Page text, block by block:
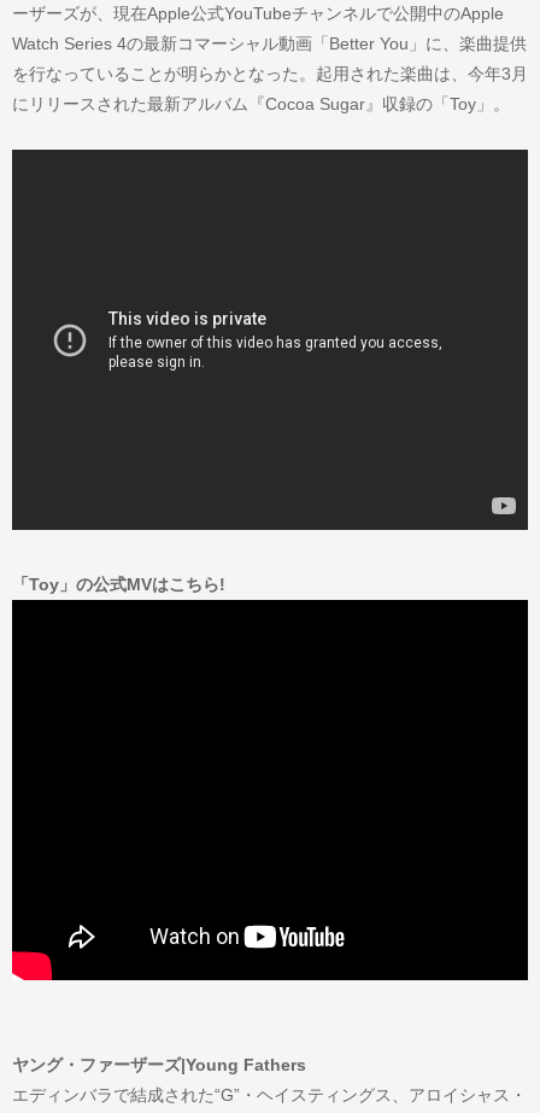
ーザーズが、現在Apple公式YouTubeチャンネルで公開中のApple
Watch Series 4の最新コマーシャル動画「Better You」に、楽曲提供
を行なっていることが明らかとなった。起用された楽曲は、今年3月
にリリースされた最新アルバム『Cocoa Sugar』収録の「Toy」。
「Toy」の公式MVはこちら!
ヤング・ファーザーズ|Young Fathers
エディンバラで結成された“G”・ヘイスティングス、アロイシャス・